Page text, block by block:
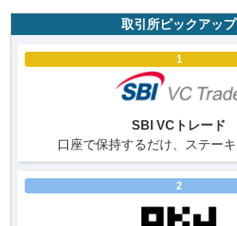
取引所ピックアップ
1
SBI VCトレード
口座で保持するだけ、ステー
2